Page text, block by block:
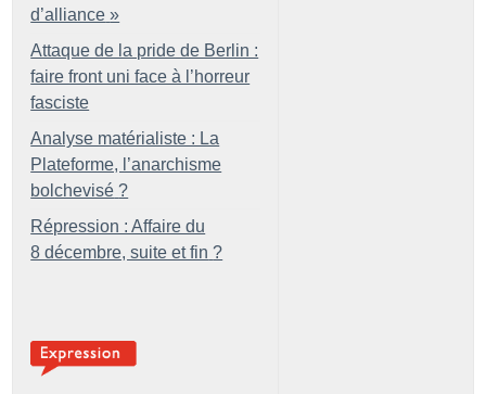
d’alliance »
Attaque de la pride de Berlin :
faire front uni face à l’horreur
fasciste
Analyse matérialiste : La
Plateforme, l’anarchisme
bolchevisé ?
Répression : Affaire du
8 décembre, suite et fin ?